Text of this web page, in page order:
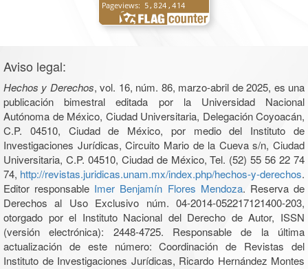
Aviso legal:
Hechos y Derechos, vol. 16, núm. 86, marzo-abril de 2025, es una
publicación bimestral editada por la Universidad Nacional
Autónoma de México, Ciudad Universitaria, Delegación Coyoacán,
C.P. 04510, Ciudad de México, por medio del Instituto de
Investigaciones Jurídicas, Circuito Mario de la Cueva s/n, Ciudad
Universitaria, C.P. 04510, Ciudad de México, Tel. (52) 55 56 22 74
74, http://revistas.juridicas.unam.mx/index.php/hechos-y-derechos.
Editor responsable Imer Benjamín Flores Mendoza. Reserva de
Derechos al Uso Exclusivo núm. 04-2014-052217121400-203,
otorgado por el Instituto Nacional del Derecho de Autor, ISSN
(versión electrónica): 2448-4725. Responsable de la última
actualización de este número: Coordinación de Revistas del
Instituto de Investigaciones Jurídicas, Ricardo Hernández Montes